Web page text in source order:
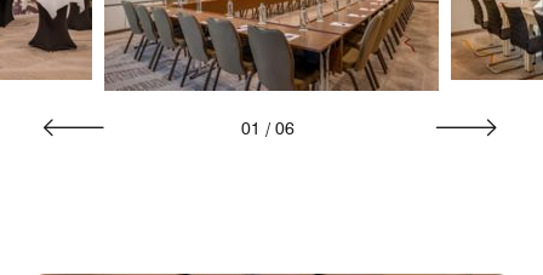
01 / 06